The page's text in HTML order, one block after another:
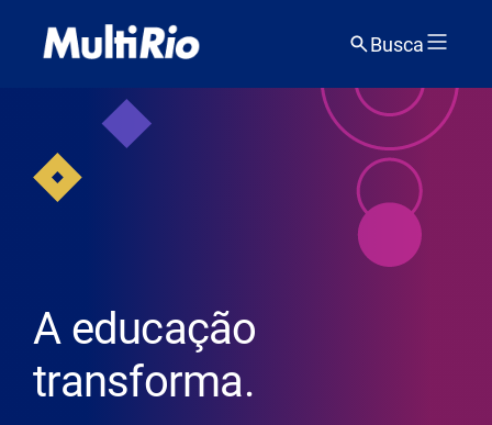
Busca
A educação
transforma.